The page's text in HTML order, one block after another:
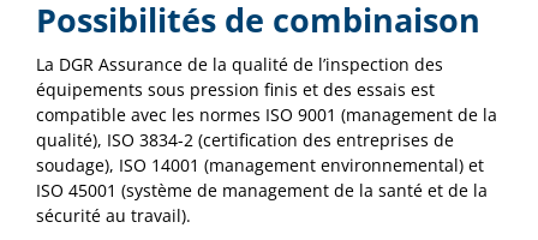
Possibilités de combinaison
La DGR Assurance de la qualité de l’inspection des
équipements sous pression finis et des essais est
compatible avec les normes ISO 9001 (management de la
qualité), ISO 3834-2 (certification des entreprises de
soudage), ISO 14001 (management environnemental) et
ISO 45001 (système de management de la santé et de la
sécurité au travail).